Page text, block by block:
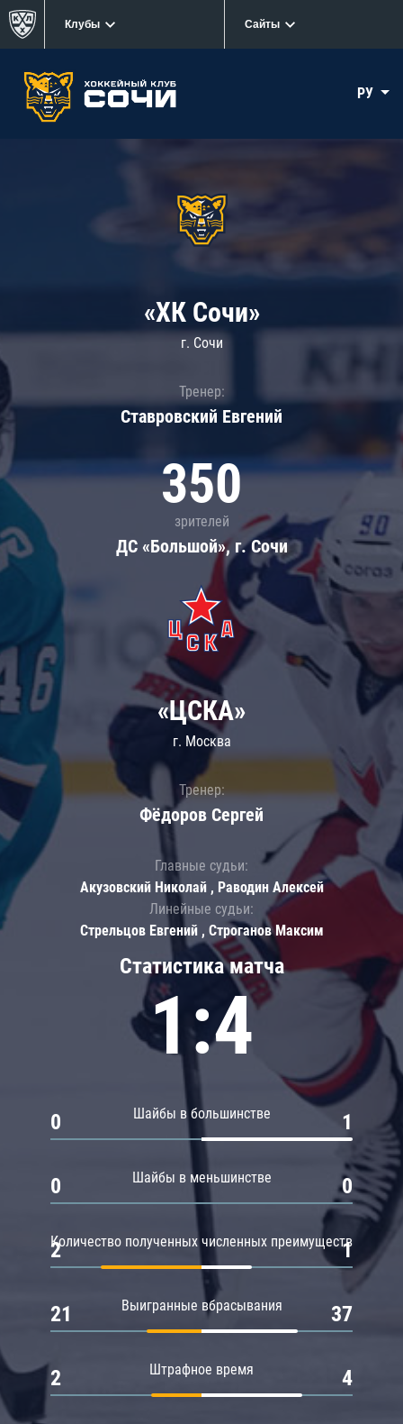
Клубы Сайты
РУ
«ХК Сочи»
г. Сочи
Тренер:
Ставровский Евгений
350
зрителей
ДС «Большой», г. Сочи
Статистика матча
1:4
Шайбы в большинстве
0 1
Шайбы в меньшинстве
0 0
Количество полученных численных преимуществ
2 1
Выигранные вбрасывания
21 37
Штрафное время
2 4
«ЦСКА»
г. Москва
Тренер:
Фёдоров Сергей
Главные судьи:
Акузовский Николай , Раводин Алексей
Линейные судьи:
Стрельцов Евгений , Строганов Максим